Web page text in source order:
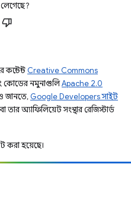
কন্টেন্ট Creative Commons
কোডের নমুনাগুলিApache 2.0
জানতে, Google Developers সাইট
অ্যাফিলিয়েট সংস্থার রেজিস্টার্ড
হয়েছে।